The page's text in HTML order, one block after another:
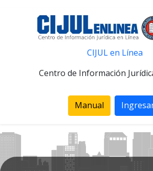
CIJUL en Línea
Centro de Información
Manual